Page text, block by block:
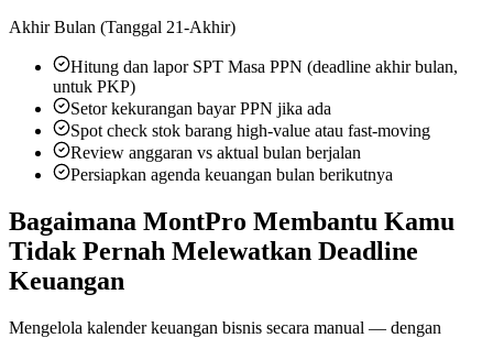
Akhir Bulan (Tanggal 21-Akhir)
Hitung dan lapor SPT Masa PPN (deadline akhir bulan,
untuk PKP)
Setor kekurangan bayar PPN jika ada
Spot check stok barang high-value atau fast-moving
Review anggaran vs aktual bulan berjalan
Persiapkan agenda keuangan bulan berikutnya
Bagaimana MontPro Membantu Kamu
Tidak Pernah Melewatkan Deadline
Keuangan
Mengelola kalender keuangan bisnis secara manual — dengan